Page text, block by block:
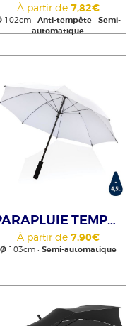
À partir de 7,82€
102cm • Anti-tempête• Semi-
automatique
PARAPLUIE TEMPÊTE RPET
À partir de 7,90€
Ø103cm • Semi-automatique